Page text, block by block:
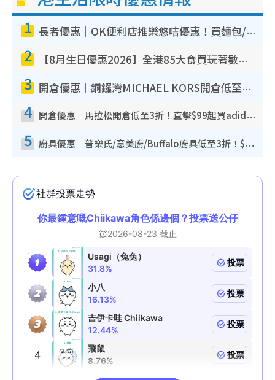
1 長者優惠｜OK便利店推樂悠咭優惠！買麵包/牛奶/保健品拍卡即減
2 【8月生日優惠2026】全港85大食買玩著數攻略 自助餐/火鍋放題同行免費＋誠品/DONKI送現金券
3 開倉優惠｜銅鑼灣MICHAEL KORS開倉低至17折！直擊$500起買手袋/銀包/鞋款 必買經典Jet Set系列
4 開倉優惠｜馬拉松開倉低至3折！直擊$99起買adidas／New Balance／Puma鞋款 STANLEY保溫杯劈價至$119起
5 廚具優惠｜普樂氏/意美廚/Buffalo廚具低至3折！$89起買煎鍋／炒鑊／個人鍋 同場小家電激減至$99起